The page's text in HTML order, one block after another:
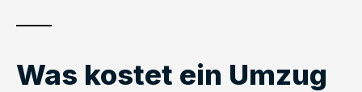
Was kostet ein Umzug